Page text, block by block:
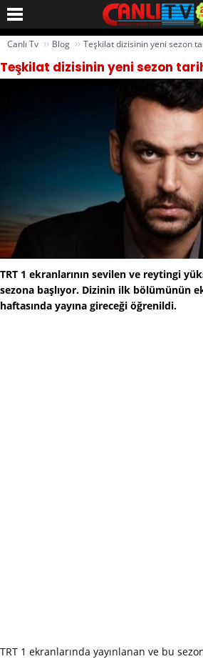
Canlı Tv ›› Blog ›› Teşkilat dizisinin yeni sezon
Teşkilat dizisinin yeni sezon
TRT 1 ekranlarının sevilen ve reytingi
sezona başlıyor. Dizinin ilk bölümünün
haftasında yayına gireceği öğrenildi.
TRT 1 ekranlarında yayınlanan ve bu